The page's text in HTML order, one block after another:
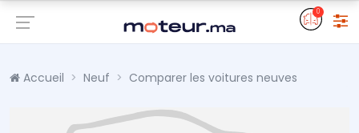
0
Accueil Neuf Comparer les voitures neuves